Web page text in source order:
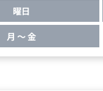
曜日
月 ～ 金